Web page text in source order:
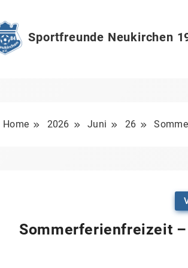
Sportfreunde Neukirchen
Home 2026 Juni 26
Sommerferienfreizeit